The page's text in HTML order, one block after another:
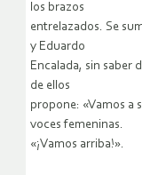
los brazos
entrelazados. Se
y Eduardo
Encalada, sin saber
de ellos
propone: «Vamos a
voces femeninas.
«¡Vamos arriba!».